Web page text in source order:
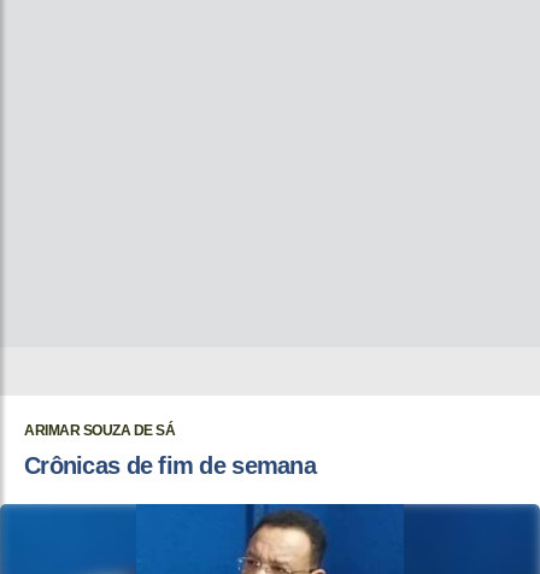
ARIMAR SOUZA DE SÁ
Crônicas de fim de semana